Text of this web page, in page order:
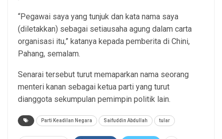
“Pegawai saya yang tunjuk dan kata nama saya
(diletakkan) sebagai setiausaha agung dalam carta
organisasi itu,” katanya kepada pemberita di Chini,
Pahang, semalam.
Senarai tersebut turut memaparkan nama seorang
menteri kanan sebagai ketua parti yang turut
dianggota sekumpulan pemimpin politik lain.
Parti Keadilan Negara Saifuddin Abdullah tular